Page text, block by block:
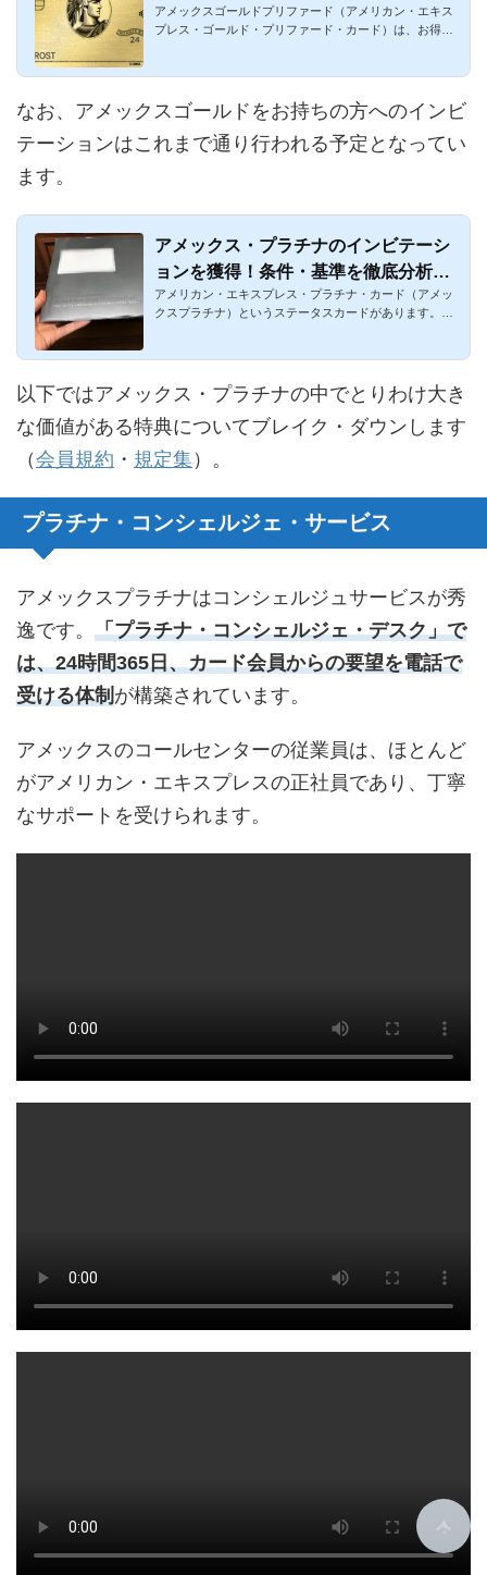
アメックスゴールドプリファード（アメリカン・エキス
プレス・ゴールド・プリファード・カード）は、お得な
なお、アメックスゴールドをお持ちの方へのインビ
テーションはこれまで通り行われる予定となってい
ます。
アメックス・プラチナのインビテーシ
ョンを獲得！条件・基準を徹底分析！
利用金額・内訳・海外を赤裸々に公開
アメリカン・エキスプレス・プラチナ・カード（アメッ
クスプラチナ）というステータスカードがあります。か
以下ではアメックス・プラチナの中でとりわけ大き
な価値がある特典についてブレイク・ダウンします
（会員規約 ・ 規定集）。
プラチナ・コンシェルジェ・サービス
アメックスプラチナはコンシェルジュサービスが秀
逸です。 「プラチナ・コンシェルジェ・デスク」で
は、24時間365日、カード会員からの要望を電話で
受ける体制 が構築されています。
アメックスのコールセンターの従業員は、ほとんど
がアメリカン・エキスプレスの正社員であり、丁寧
なサポートを受けられます。